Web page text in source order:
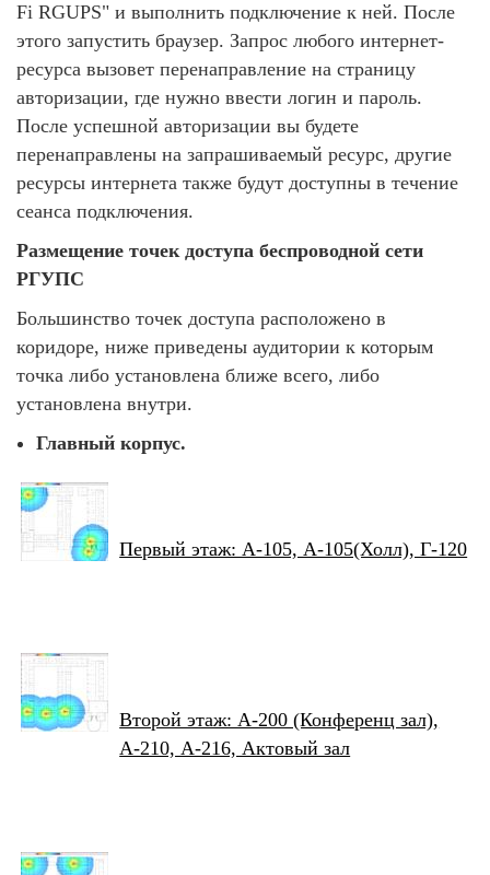
Fi RGUPS" и выполнить подключение к ней. После
этого запустить браузер. Запрос любого интернет-
ресурса вызовет перенаправление на страницу
авторизации, где нужно ввести логин и пароль.
После успешной авторизации вы будете
перенаправлены на запрашиваемый ресурс, другие
ресурсы интернета также будут доступны в течение
сеанса подключения.
Размещение точек доступа беспроводной сети
РГУПС
Большинство точек доступа расположено в
коридоре, ниже приведены аудитории к которым
точка либо установлена ближе всего, либо
установлена внутри.
Главный корпус.
Первый этаж: А-105, А-105(Холл), Г-120
Второй этаж: А-200 (Конференц зал),
А-210, А-216, Актовый зал